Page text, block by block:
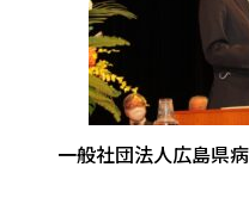
一般社団法人広島県